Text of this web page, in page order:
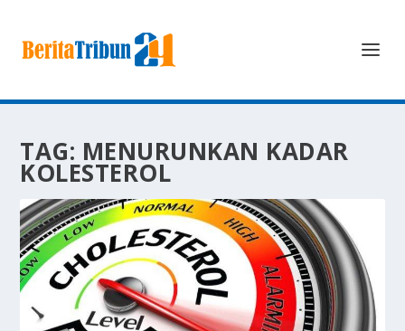
TAG: MENURUNKAN KADAR
KOLESTEROL